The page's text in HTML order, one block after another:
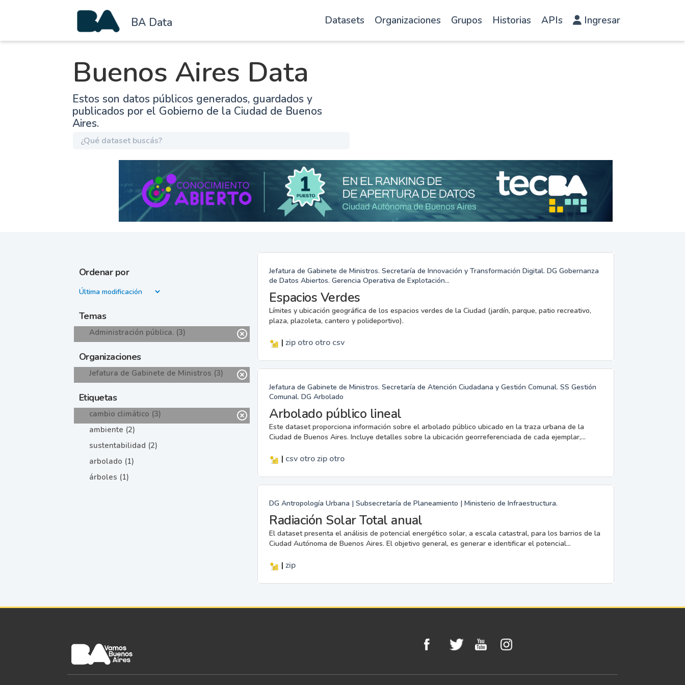
BA Data Datasets Organizaciones Grupos Historias APIs Ingresar
Buenos Aires Data
Estos son datos públicos generados, guardados y
publicados por el Gobierno de la Ciudad de Buenos
Aires.
Ordenar por
Temas
Administración pública. (3)
Organizaciones
Jefatura de Gabinete de Ministros (3)
Etiquetas
cambio climático (3)
ambiente (2)
sustentabilidad (2)
arbolado (1)
árboles (1)
Jefatura de Gabinete de Ministros. Secretaría de Innovación y Transformación Digital. DG Gobernanza
de Datos Abiertos. Gerencia Operativa de Explotación...
Espacios Verdes
Límites y ubicación geográfica de los espacios verdes de la Ciudad (jardín, parque, patio recreativo,
plaza, plazoleta, cantero y polideportivo).
| zip otro otro csv
Jefatura de Gabinete de Ministros. Secretaría de Atención Ciudadana y Gestión Comunal. SS Gestión
Comunal. DG Arbolado
Arbolado público lineal
Este dataset proporciona información sobre el arbolado público ubicado en la traza urbana de la
Ciudad de Buenos Aires. Incluye detalles sobre la ubicación georreferenciada de cada ejemplar,...
| csv otrozip otro
DG Antropología Urbana | Subsecretaría de Planeamiento | Ministerio de Infraestructura.
Radiación Solar Total anual
El dataset presenta el análisis de potencial energético solar, a escala catastral, para los barrios de la
Ciudad Autónoma de Buenos Aires. El objetivo general, es generar e identificar el potencial...
| zip